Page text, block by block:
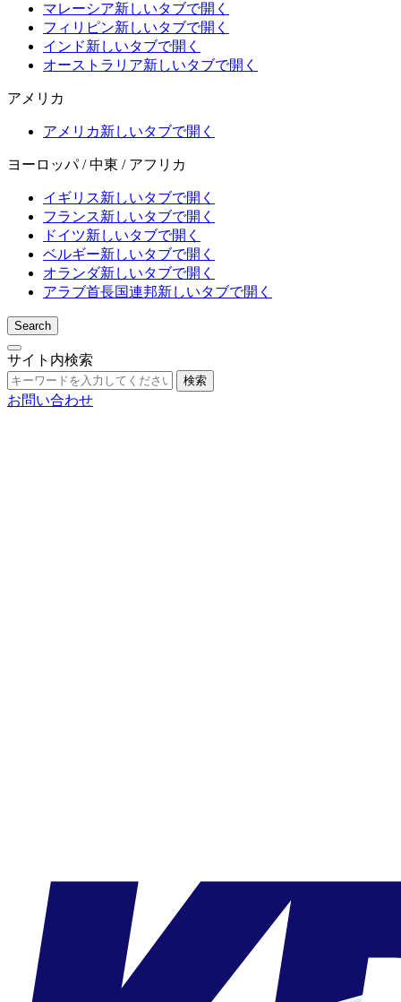
マレーシア新しいタブで開く
フィリピン新しいタブで開く
インド新しいタブで開く
オーストラリア新しいタブで開く
アメリカ
アメリカ新しいタブで開く
ヨーロッパ / 中東 / アフリカ
イギリス新しいタブで開く
フランス新しいタブで開く
ドイツ新しいタブで開く
ベルギー新しいタブで開く
オランダ新しいタブで開く
アラブ首長国連邦新しいタブで開く
Search
サイト内検索
検索
お問い合わせ